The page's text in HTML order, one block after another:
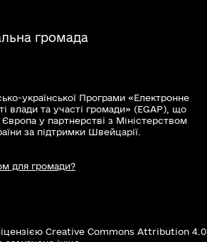
громада
української Програми «Електронне
влади та участі громади» (EGAP), що
у партнерстві з Міністерством
за підтримки Швейцарії.
для громади?
Creative Commons Attribution 4.0